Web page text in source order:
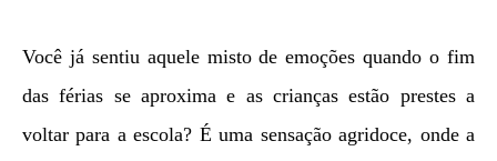
Você já sentiu aquele misto de emoções quando o fim
das férias se aproxima e as crianças estão prestes a
voltar para a escola? É uma sensação agridoce, onde a